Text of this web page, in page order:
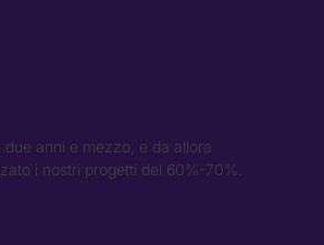
due anni e mezzo, e da allora
i nostri progetti del 60%-70%.